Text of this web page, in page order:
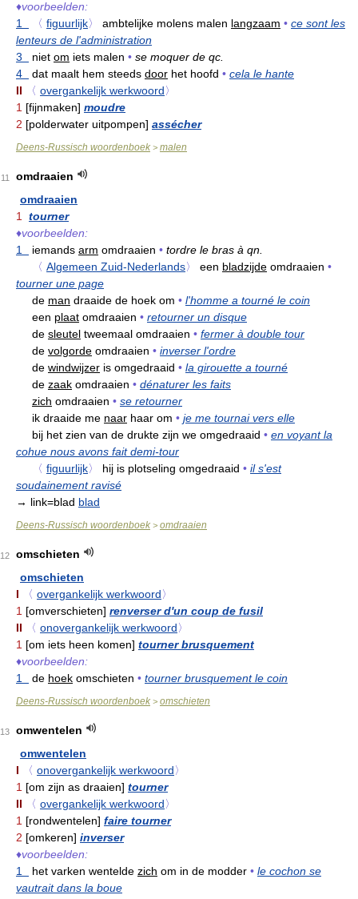
♦voorbeelden:
1
〈 figuurlijk〉 ambtelijke molens malen langzaam • ce sont les
lenteurs de l'administration
3
niet om iets malen • se moquer de qc.
4
dat maalt hem steeds door het hoofd • cela le hante
II
〈 overgankelijk werkwoord〉
1 [fijnmaken] moudre
2 [polderwater uitpompen] assécher
Deens-Russisch woordenboek > malen
11
omdraaien
omdraaien
1
tourner
♦voorbeelden:
1
iemands arm omdraaien • tordre le bras à qn.
〈 Algemeen Zuid-Nederlands〉 een bladzijde omdraaien •
tourner une page
de man draaide de hoek om • l'homme a tourné le coin
een plaat omdraaien • retourner un disque
de sleutel tweemaal omdraaien • fermer à double tour
de volgorde omdraaien • inverser l'ordre
de windwijzer is omgedraaid • la girouette a tourné
de zaak omdraaien • dénaturer les faits
zich omdraaien • se retourner
ik draaide me naar haar om • je me tournai vers elle
bij het zien van de drukte zijn we omgedraaid • en voyant la
cohue nous avons fait demi-tour
〈 figuurlijk〉 hij is plotseling omgedraaid • il s'est
soudainement ravisé
→ link=blad blad
Deens-Russisch woordenboek > omdraaien
12
omschieten
omschieten
I
〈 overgankelijk werkwoord〉
1 [omverschieten] renverser d'un coup de fusil
II
〈 onovergankelijk werkwoord〉
1 [om iets heen komen] tourner brusquement
♦voorbeelden:
1
de hoek omschieten • tourner brusquement le coin
Deens-Russisch woordenboek > omschieten
13
omwentelen
omwentelen
I
〈 onovergankelijk werkwoord〉
1 [om zijn as draaien] tourner
II
〈 overgankelijk werkwoord〉
1 [rondwentelen] faire tourner
2 [omkeren] inverser
♦voorbeelden:
1
het varken wentelde zich om in de modder • le cochon se
vautrait dans la boue